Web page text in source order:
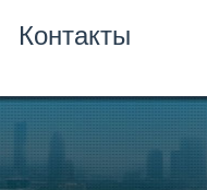
Контакты